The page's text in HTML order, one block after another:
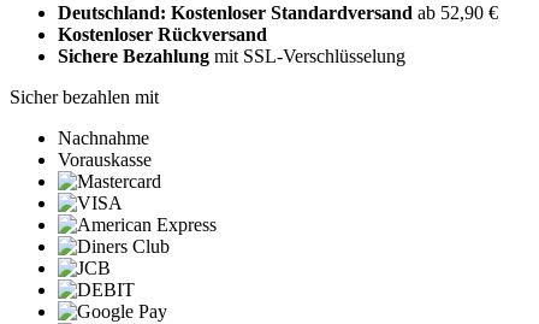
Deutschland: Kostenloser Standardversand ab 52,90 €
Kostenloser Rückversand
Sichere Bezahlung mit SSL-Verschlüsselung
Sicher bezahlen mit
Nachnahme
Vorauskasse